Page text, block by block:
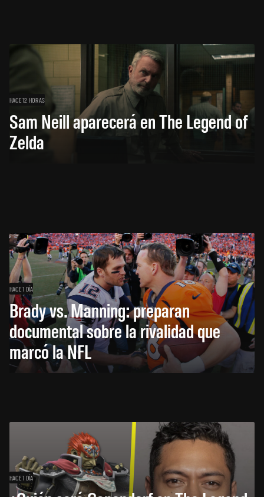
HACE 12 HORAS
Sam Neill aparecerá en The Legend of
Zelda
HACE 1 DÍA
Brady vs. Manning: preparan
documental sobre la rivalidad que
marcó la NFL
HACE 1 DÍA